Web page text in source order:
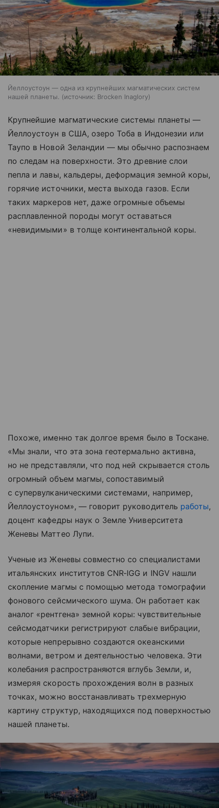
Йеллоустоун — одна из крупнейших магматических систем
нашей планеты.
источник: Brocken Inaglory
Крупнейшие магматические системы планеты —
Йеллоустоун в США, озеро Тоба в Индонезии или
Таупо в Новой Зеландии — мы обычно распознаем
по следам на поверхности. Это древние слои
пепла и лавы, кальдеры, деформация земной коры,
горячие источники, места выхода газов. Если
таких маркеров нет, даже огромные объемы
расплавленной породы могут оставаться
«невидимыми» в толще континентальной коры.
Похоже, именно так долгое время было в Тоскане.
«Мы знали, что эта зона геотермально активна,
но не представляли, что под ней скрывается столь
огромный объем магмы, сопоставимый
с супервулканическими системами, например,
Йеллоустоуном», — говорит руководитель работы,
доцент кафедры наук о Земле Университета
Женевы Маттео Лупи.
Ученые из Женевы совместно со специалистами
итальянских институтов CNR‑IGG и INGV нашли
скопление магмы с помощью метода томографии
фонового сейсмического шума. Он работает как
аналог «рентгена» земной коры: чувствительные
сейсмодатчики регистрируют слабые вибрации,
которые непрерывно создаются океанскими
волнами, ветром и деятельностью человека. Эти
колебания распространяются вглубь Земли, и,
измеряя скорость прохождения волн в разных
точках, можно восстанавливать трехмерную
картину структур, находящихся под поверхностью
нашей планеты.